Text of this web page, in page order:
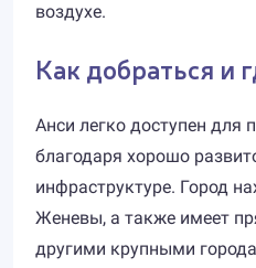
воздухе.
Как добраться и
Анси легко доступен для
благодаря хорошо
инфраструктуре. Город
Женевы, а также имеет
другими крупными